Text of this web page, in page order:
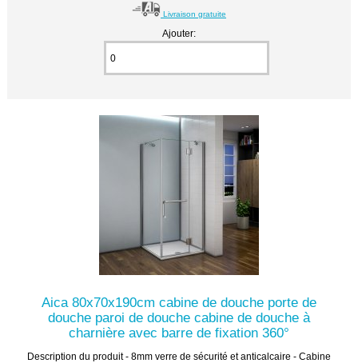
Livraison gratuite
Ajouter:
Aica 80x70x190cm cabine de douche porte de
douche paroi de douche cabine de douche à
charnière avec barre de fixation 360°
Description du produit - 8mm verre de sécurité et anticalcaire - Cabine